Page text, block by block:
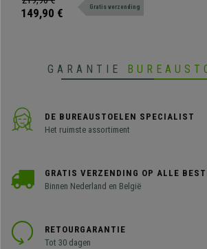
uw interieur
149,90 € Gratis verzending
GARANTIE
DE BUREAUSTOELEN SPECIALIST
Het ruimste assortiment
GRATIS VERZENDING OP ALLE
Binnen Nederland en België
RETOURGARANTIE
Tot 30 dagen